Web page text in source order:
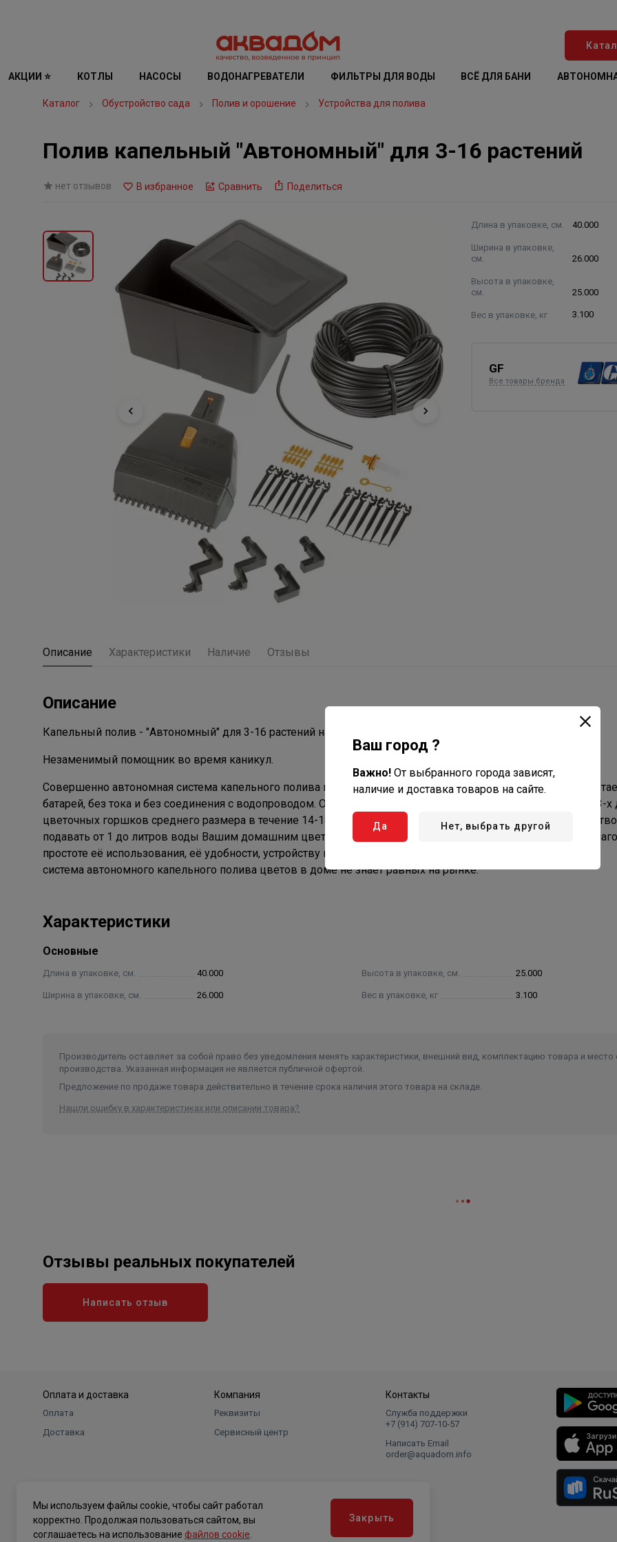
АКЦИИ ⭐ КОТЛЫ НАСОСЫ ВОДОНАГРЕВАТЕЛИ ФИЛЬТРЫ ДЛЯ ВОДЫ ВСЁ ДЛЯ БАНИ
Каталог Обустройство сада Полив и орошение Устройства для полива
Полив капельный "Автономный" для 3-16 растений
нет отзывов В избранное Сравнить Поделиться
Длина в упаковке, см. 40.000
Ширина в упаковке,
см.
26.000
Высота в упаковке,
см.
25.000
Вес в упаковке, кг 3.100
GF
Все товары бренда
Описание Характеристики Наличие Отзывы
Описание
Капельный полив - "Автономный" для 3-16 растений на 14-18 дней, 18литров, GF Италия.
Незаменимый помощник во время каникул.
Совершенно автономная система капельного полива цветов Вашего летнего сада, на самом деле она
батарей, без тока и без соединения с водопроводом. Она позволяет осуществлять равномерный полив от 3-х
цветочных горшков среднего размера в течение 14-18 дней. Оснащенная 18-литровым баком, это
подавать от 1 до литров воды Вашим домашним цветам каждый день, с определенными интервалами.
простоте её использования, её удобности, устройству против известняка, очень умеренной цене эта
система автономного капельного полива цветов в доме не знает равных на рынке.
Характеристики
Основные
Длина в упаковке, см. 40.000
Ширина в упаковке, см. 26.000
Высота в упаковке, см. 25.000
Вес в упаковке, кг 3.100
Производитель оставляет за собой право без уведомления менять характеристики, внешний вид, комплектацию товара и место
производства. Указанная информация не является публичной офертой.
Предложение по продаже товара действительно в течение срока наличия этого товара на складе.
Нашли ошибку в характеристиках или описании товара?
Отзывы реальных покупателей
Написать отзыв
Оплата и доставка
Оплата
Доставка
Компания
Реквизиты
Сервисный центр
Контакты
Служба поддержки
+7 (914) 707‑10‑57
Написать Email
order@aquadom.info
Ваш город ?
Важно! От выбранного города зависят,
наличие и доставка товаров на сайте.
Да Нет, выбрать другой
Мы используем файлы cookie, чтобы сайт работал
корректно. Продолжая пользоваться сайтом, вы
соглашаетесь на использование файлов cookie
Закрыть